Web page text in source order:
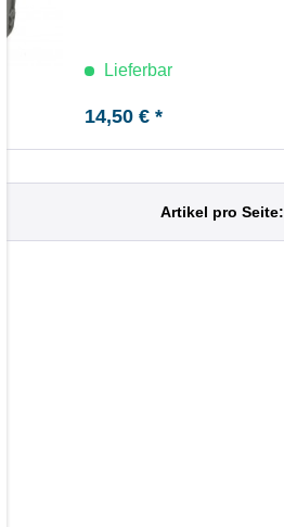
Lieferbar
14,50 € *
Artikel pro Seite: